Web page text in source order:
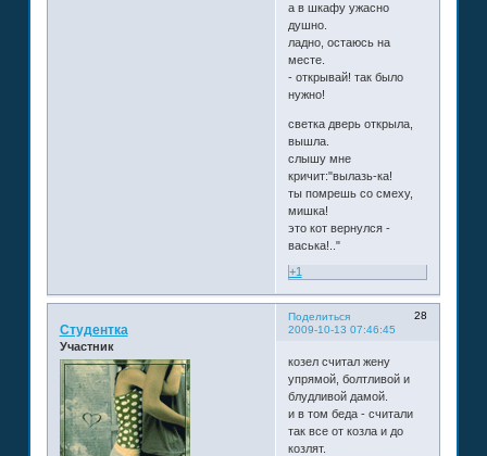
а в шкафу ужасно
душно.
ладно, остаюсь на
месте.
- открывай! так было
нужно!
светка дверь открыла,
вышла.
слышу мне
кричит:"вылазь-ка!
ты помрешь со смеху,
мишка!
это кот вернулся -
васька!.."
+1
Поделиться
28
2009-10-13 07:46:45
Студентка
Участник
козел считал жену
упрямой, болтливой и
блудливой дамой.
и в том беда - считали
так все от козла и до
козлят.